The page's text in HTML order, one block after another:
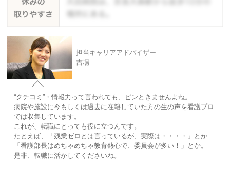
担当キャリアアドバイザー
吉場
“クチコミ”・情報力って言われても、ピンときませんよね。
病院や施設に今もしくは過去に在籍していた方の生の声を看護プロ
では収集しています。
これが、転職にとっても役に立つんです。
たとえば、「残業ゼロとは言っているが、実際は・・・・」とか
「看護部長はめちゃめちゃ教育熱心で、委員会が多い！」とか。
是非、転職に活かしてくださいね。